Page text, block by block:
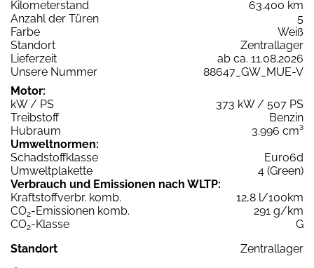
Kilometerstand
63.400 km
Anzahl der Türen
5
Farbe
Weiß
Standort
Zentrallager
Lieferzeit
ab ca. 11.08.2026
Unsere Nummer
88647_GW_MUE-V
Motor:
kW / PS
373 kW / 507 PS
Treibstoff
Benzin
Hubraum
3.996 cm³
Umweltnormen:
Schadstoffklasse
Euro6d
Umweltplakette
4 (Green)
Verbrauch und Emissionen nach WLTP:
Kraftstoffverbr. komb.
12,8 l/100km
CO2-Emissionen komb.
291 g/km
CO2-Klasse
G
Standort
Zentrallager